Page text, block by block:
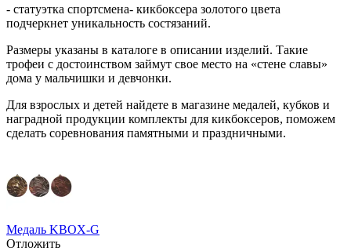
- статуэтка спортсмена- кикбоксера золотого цвета
подчеркнет уникальность состязаний.
Размеры указаны в каталоге в описании изделий. Такие
трофеи с достоинством займут свое место на «стене славы»
дома у мальчишки и девчонки.
Для взрослых и детей найдете в магазине медалей, кубков и
наградной продукции комплекты для кикбоксеров, поможем
сделать соревнования памятными и праздничными.
Медаль KBOX-G
Отложить